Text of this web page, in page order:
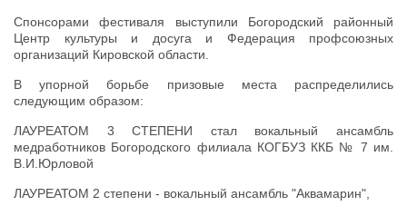
Спонсорами фестиваля выступили Богородский районный
Центр культуры и досуга и Федерация профсоюзных
организаций Кировской области.
В упорной борьбе призовые места распределились
следующим образом:
ЛАУРЕАТОМ 3 СТЕПЕНИ стал вокальный ансамбль
медработников Богородского филиала КОГБУЗ ККБ № 7 им.
В.И.Юрловой
ЛАУРЕАТОМ 2 степени - вокальный ансамбль "Аквамарин",